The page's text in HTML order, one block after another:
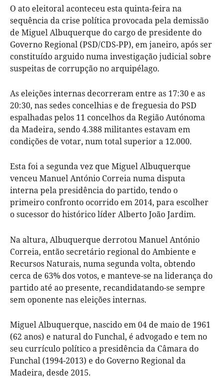
O ato eleitoral aconteceu esta quinta-feira na
sequência da crise política provocada pela demissão
de Miguel Albuquerque do cargo de presidente do
Governo Regional (PSD/CDS-PP), em janeiro, após ser
constituído arguido numa investigação judicial sobre
suspeitas de corrupção no arquipélago.
As eleições internas decorreram entre as 17:30 e as
20:30, nas sedes concelhias e de freguesia do PSD
espalhadas pelos 11 concelhos da Região Autónoma
da Madeira, sendo 4.388 militantes estavam em
condições de votar, num total superior a 12.000.
Esta foi a segunda vez que Miguel Albuquerque
venceu Manuel António Correia numa disputa
interna pela presidência do partido, tendo o
primeiro confronto ocorrido em 2014, para escolher
o sucessor do histórico líder Alberto João Jardim.
Na altura, Albuquerque derrotou Manuel António
Correia, então secretário regional do Ambiente e
Recursos Naturais, numa segunda volta, obtendo
cerca de 63% dos votos, e manteve-se na liderança do
partido até ao presente, recandidatando-se sempre
sem oponente nas eleições internas.
Miguel Albuquerque, nascido em 04 de maio de 1961
(62 anos) e natural do Funchal, é advogado e tem no
seu currículo político a presidência da Câmara do
Funchal (1994-2013) e do Governo Regional da
Madeira, desde 2015.